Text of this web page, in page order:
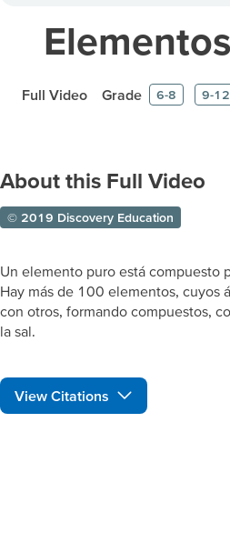
Elementos
Full Video Grade 6-8 9-12
About this Full Video
© 2019 Discovery Education
Un elemento puro está compuesto
Hay más de 100 elementos, cuyos
con otros, formando compuestos,
la sal.
View Citations